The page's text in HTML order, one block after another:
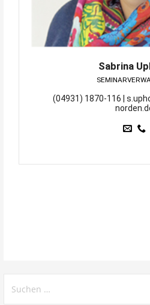
Sabrina
(04931) 1870-116 |